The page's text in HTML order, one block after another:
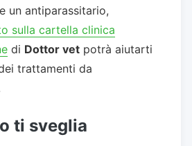
un antiparassitario,
sulla cartella clinica
di Dottor vet potrà aiutarti
trattamenti da
ti sveglia